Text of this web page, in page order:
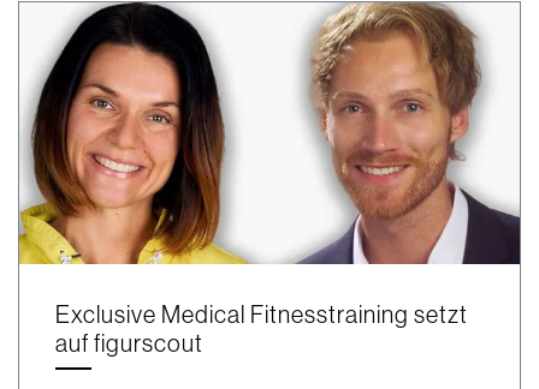
Exclusive Medical Fitnesstraining setzt
auf figurscout